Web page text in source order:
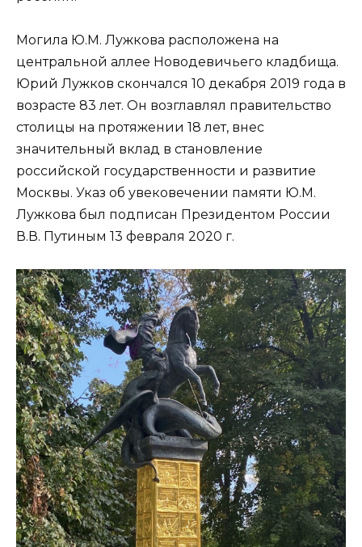
Могила Ю.М. Лужкова расположена на
центральной аллее Новодевичьего кладбища.
Юрий Лужков скончался 10 декабря 2019 года в
возрасте 83 лет. Он возглавлял правительство
столицы на протяжении 18 лет, внес
значительный вклад в становление
российской государственности и развитие
Москвы. Указ об увековечении памяти Ю.М.
Лужкова был подписан Президентом России
В.В. Путиным 13 февраля 2020 г.